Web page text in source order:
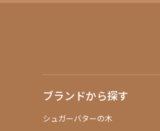
ブランドから探す
シュガーバターの木